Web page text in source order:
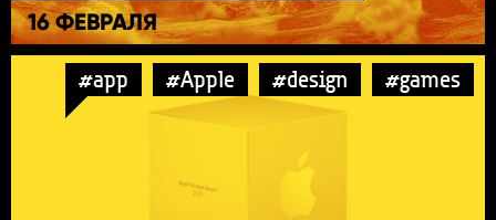
16 ФЕВРАЛЯ
#app #Apple #design #games